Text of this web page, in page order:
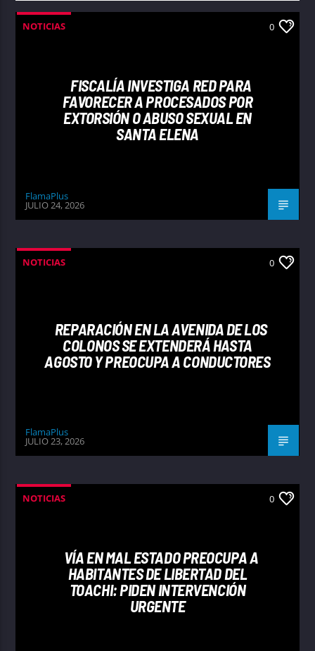
NOTICIAS 0
FISCALÍA INVESTIGA RED PARA
FAVORECER A PROCESADOS POR
EXTORSIÓN O ABUSO SEXUAL EN
SANTA ELENA
FlamaPlus
JULIO 24, 2026
NOTICIAS 0
REPARACIÓN EN LA AVENIDA DE LOS
COLONOS SE EXTENDERÁ HASTA
AGOSTO Y PREOCUPA A CONDUCTORES
FlamaPlus
JULIO 23, 2026
NOTICIAS 0
VÍA EN MAL ESTADO PREOCUPA A
HABITANTES DE LIBERTAD DEL
TOACHI: PIDEN INTERVENCIÓN
URGENTE